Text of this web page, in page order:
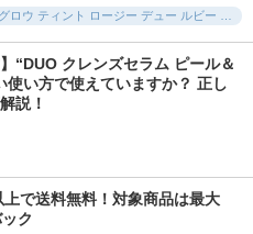
】“DUO クレンズセラム ピール＆
使い方で使えていますか？ 正し
説！
で送料無料！対象商品は最大
ク